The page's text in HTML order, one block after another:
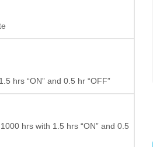
hrs “ON” and 0.5 hr “OFF”
hrs with 1.5 hrs “ON” and 0.5